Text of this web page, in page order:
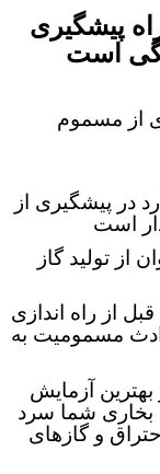
پیشگیری
است
از مسموم
در پیشگیری از
است
از تولید گاز
از راه اندازی
مسمومیت به
آزمایش
شما سرد
و گازهای